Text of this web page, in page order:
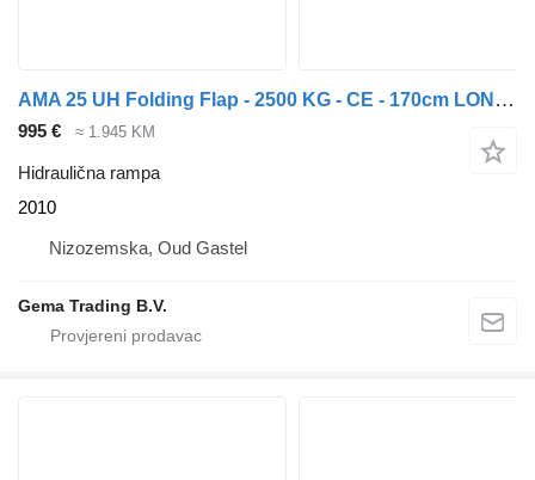
AMA 25 UH Folding Flap - 2500 KG - CE - 170cm LONG - 245cm Wide
995 € ≈ 1.945 KM
Hidraulična rampa
2010
Nizozemska, Oud Gastel
Gema Trading B.V.